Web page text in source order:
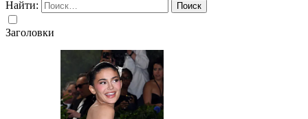
Найти:
Заголовки